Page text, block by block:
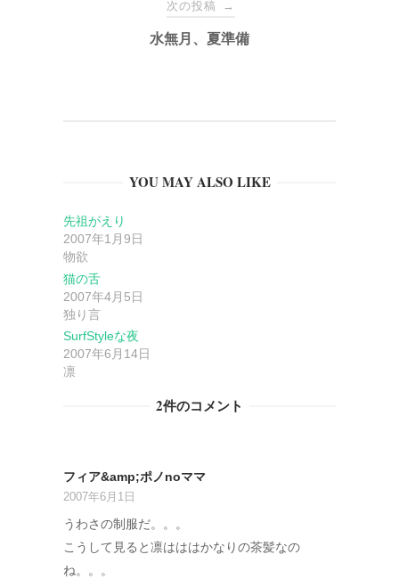
ョ
ン
次の投稿 →
水無月、夏準備
YOU MAY ALSO LIKE
先祖がえり
2007年1月9日
物欲
猫の舌
2007年4月5日
独り言
SurfStyleな夜
2007年6月14日
凛
2件のコメント
フィア&amp;ポノnoママ
2007年6月1日
うわさの制服だ。。。
こうして見ると凛はははかなりの茶髪なの
ね。。。